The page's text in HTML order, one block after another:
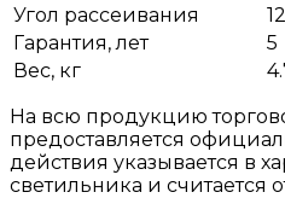
Угол рассеивания
Гарантия, лет
5
Вес, кг
На всю продукцию
предоставляется
действия указывается в
светильника и считается